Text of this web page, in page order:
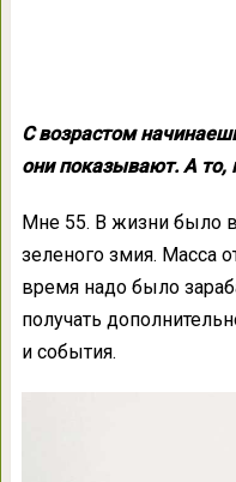
С возрастом
они показывают. А то,
Мне 55. В жизни было
зеленого змия. Масса
время надо было
получать
и события.